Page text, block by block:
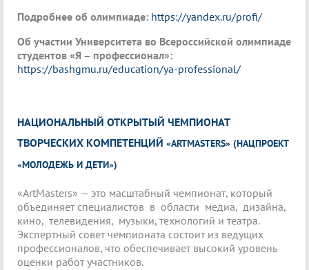
Подробнее об олимпиаде: https://yandex.ru/profi/
Об участии Университета во Всероссийской олимпиаде
студентов «Я – профессионал»:
https://bashgmu.ru/education/ya-professional/
НАЦИОНАЛЬНЫЙ ОТКРЫТЫЙ ЧЕМПИОНАТ
ТВОРЧЕСКИХ КОМПЕТЕНЦИЙ «ARTMASTERS» (НАЦПРОЕКТ
«МОЛОДЕЖЬ И ДЕТИ»)
«ArtMasters» — это масштабный чемпионат, который
объединяет специалистов в области медиа, дизайна,
кино, телевидения, музыки, технологий и театра.
Экспертный совет чемпионата состоит из ведущих
профессионалов, что обеспечивает высокий уровень
оценки работ участников.